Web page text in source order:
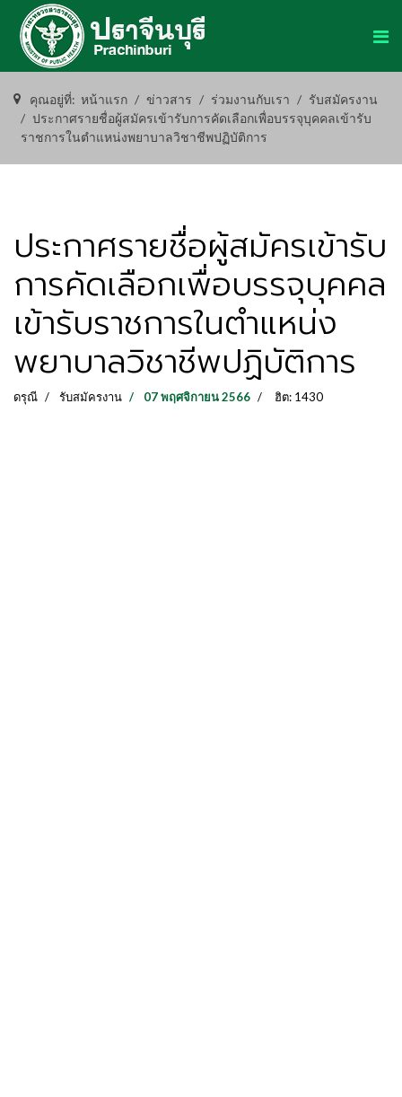
คุณอยู่ที่: หน้าแรก ข่าวสาร ร่วมงานกับเรา
รับสมัครงาน
ประกาศรายชื่อผู้สมัครเข้ารับการคัดเลือกเพื่อบรรจุบุคคลเข้ารับ
ราชการในตำแหน่งพยาบาลวิชาชีพปฏิบัติการ
ประกาศรายชื่อผู้สมัครเข้ารับ
การคัดเลือกเพื่อบรรจุบุคคล
เข้ารับราชการในตำแหน่ง
พยาบาลวิชาชีพปฏิบัติการ
ดรุณี รับสมัครงาน 07 พฤศจิกายน 2566 ฮิต: 1430